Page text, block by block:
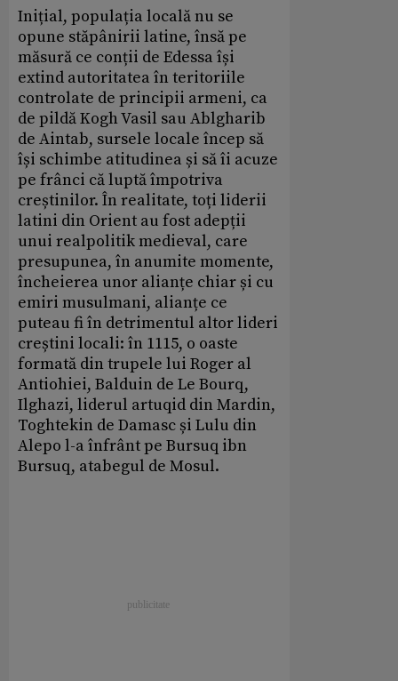
Inițial, populația locală nu se
opune stăpânirii latine, însă pe
măsură ce conții de Edessa își
extind autoritatea în teritoriile
controlate de principii armeni, ca
de pildă Kogh Vasil sau Ablgharib
de Aintab, sursele locale încep să
își schimbe atitudinea și să îi acuze
pe frânci că luptă împotriva
creștinilor. În realitate, toți liderii
latini din Orient au fost adepții
unui realpolitik medieval, care
presupunea, în anumite momente,
încheierea unor alianțe chiar și cu
emiri musulmani, alianțe ce
puteau fi în detrimentul altor lideri
creștini locali: în 1115, o oaste
formată din trupele lui Roger al
Antiohiei, Balduin de Le Bourq,
Ilghazi, liderul artuqid din Mardin,
Toghtekin de Damasc și Lulu din
Alepo l-a înfrânt pe Bursuq ibn
Bursuq, atabegul de Mosul.